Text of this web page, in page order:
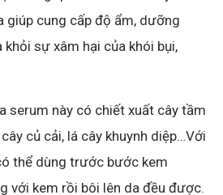
giúp cung cấp độ ẩm, dưỡng
khỏi sự xâm hại của khói bụi,
serum này có chiết xuất cây tầm
củ cải, lá cây khuynh diệp…Với
thể dùng trước bước kem
với kem rồi bôi lên da đều được.